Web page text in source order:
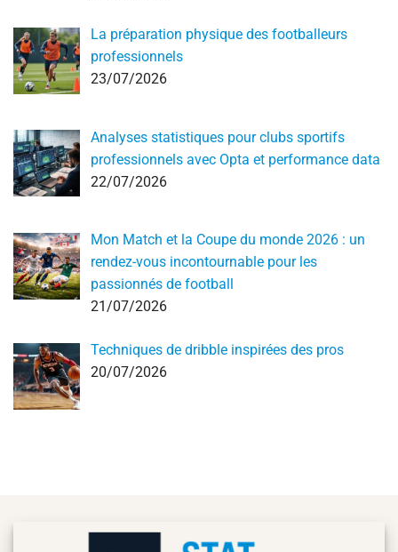
La préparation physique des footballeurs
professionnels
23/07/2026
Analyses statistiques pour clubs sportifs
professionnels avec Opta et performance data
22/07/2026
Mon Match et la Coupe du monde 2026 : un
rendez-vous incontournable pour les
passionnés de football
21/07/2026
Techniques de dribble inspirées des pros
20/07/2026